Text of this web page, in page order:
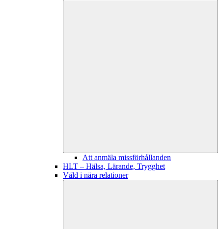
Att anmäla missförhållanden
HLT – Hälsa, Lärande, Trygghet
Våld i nära relationer